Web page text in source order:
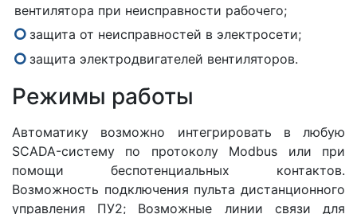
вентилятора при неисправности рабочего;
защита от неисправностей в электросети;
защита электродвигателей вентиляторов.
Режимы работы
Автоматику возможно интегрировать в любую
SCADA-систему по протоколу Modbus или при
помощи беспотенциальных контактов.
Возможность подключения пульта дистанционного
управления ПУ2; Возможные линии связи для